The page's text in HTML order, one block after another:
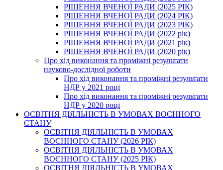
РІШЕННЯ ВЧЕНОЇ РАДИ (2025 РІК)
РІШЕННЯ ВЧЕНОЇ РАДИ (2024 РІК)
РІШЕННЯ ВЧЕНОЇ РАДИ (2023 РІК)
РІШЕННЯ ВЧЕНОЇ РАДИ (2022 рік)
РІШЕННЯ ВЧЕНОЇ РАДИ (2021 рік)
РІШЕННЯ ВЧЕНОЇ РАДИ (2020 рік)
Про хід виконання та проміжні результати
науково-дослідної роботи
Про хід виконання та проміжні результати
НДР у 2021 році
Про хід виконання та проміжні результати
НДР у 2020 році
ОСВІТНЯ ДІЯЛЬНІСТЬ В УМОВАХ ВОЄННОГО
СТАНУ
ОСВІТНЯ ДІЯЛЬНІСТЬ В УМОВАХ
ВОЄННОГО СТАНУ (2026 РІК)
ОСВІТНЯ ДІЯЛЬНІСТЬ В УМОВАХ
ВОЄННОГО СТАНУ (2025 РІК)
ОСВІТНЯ ДІЯЛЬНІСТЬ В УМОВАХ